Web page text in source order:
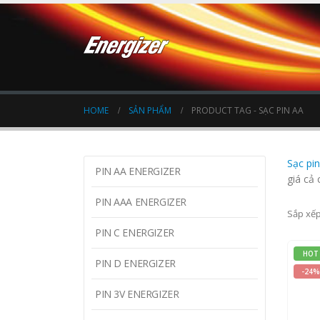
HOME SẢN PHẨM PRODUCT TAG - SẠC PIN AA
Sạc
giá cả
Sắp
HOT
-24%
PIN AA ENERGIZER
PIN AAA ENERGIZER
PIN C ENERGIZER
PIN D ENERGIZER
PIN 3V ENERGIZER